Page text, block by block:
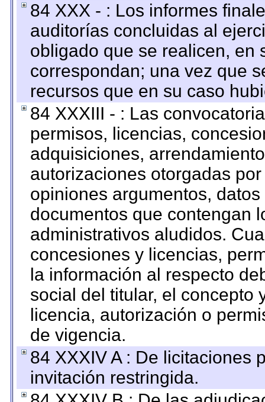
84 XXX - : Los informes
auditorías concluidas al
obligado que se realicen, en
correspondan; una vez que
recursos que en su caso
84 XXXIII - : Las
permisos, licencias,
adquisiciones,
autorizaciones otorgadas
opiniones argumentos,
documentos que contengan
administrativos aludidos.
concesiones y licencias,
la información al respecto
social del titular, el concepto
licencia, autorización o
de vigencia.
84 XXXIV A : De licitaciones
invitación restringida.